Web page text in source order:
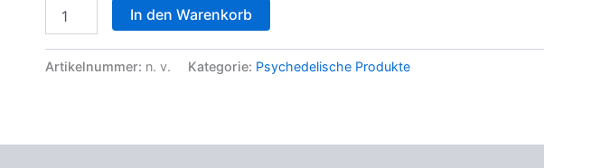
Pulver
In den Warenkorb
Artikelnummer: n. v. Kategorie: Psychedelische Produkte